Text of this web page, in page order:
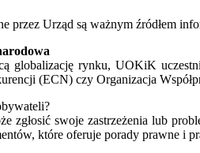
przez Urząd są ważnym źródłem
globalizację rynku, UOKiK
(ECN) czy Organizacja
zgłosić swoje zastrzeżenia lub
które oferuje porady prawne i